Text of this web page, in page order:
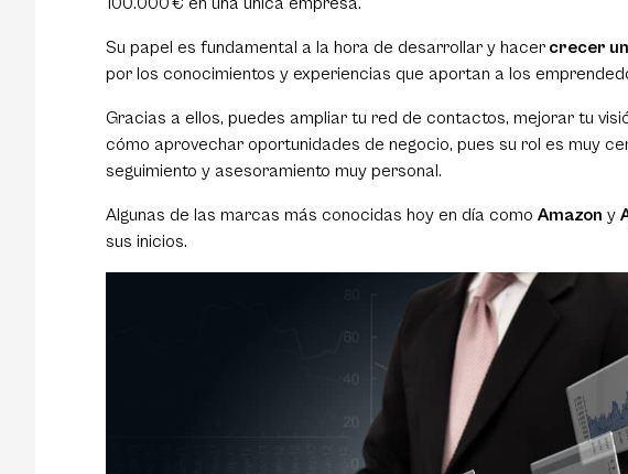
Su papel es fundamental a la hora de desarrollar y hacer crecer
por los conocimientos y experiencias que aportan a los
Gracias a ellos, puedes ampliar tu red de contactos, mejorar tu
cómo aprovechar oportunidades de negocio, pues su rol es muy
seguimiento y asesoramiento muy personal.
Algunas de las marcas más conocidas hoy en día como Amazon y
sus inicios.